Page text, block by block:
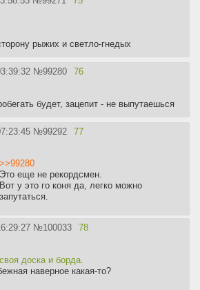
рыжих и светло-гнедых
№99280 76
будет, зацепит - не выпутаешься
№99292 77
>>99280
Это еще не рекордсмен.
Вот у это го коня да, легко можно
запутаться.
№100033 78
доска и борда.
наверное какая-то?